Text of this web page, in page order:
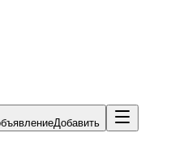
Добавить